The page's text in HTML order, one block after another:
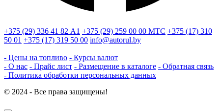
+375 (29) 336 41 82 А1 +375 (29) 259 00 00 МТС +375 (17) 310
50 01 +375 (17) 319 50 00 info@autorul.by
- Цены на топливо - Курсы валют
- О нас - Прайс лист - Размещение в каталоге - Обратная связь
- Политика обработки персональных данных
© 2024 - Все права защищены!